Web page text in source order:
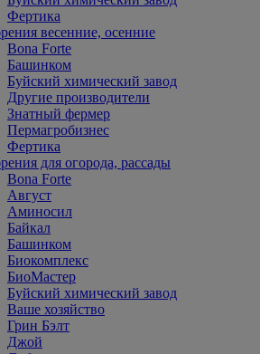
Фертика
весенние, осенние
Bona Forte
Башинком
Буйский химический завод
Другие производители
Знатный фермер
Пермагробизнес
Фертика
для огорода, рассады
Bona Forte
Август
Аминосил
Байкал
Башинком
Биокомплекс
БиоМастер
Буйский химический завод
Ваше хозяйство
Грин Бэлт
Джой